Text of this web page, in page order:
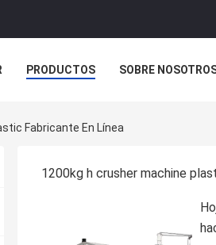
PRODUCTOS SOBRE
Fabricante En Línea
1200kg h crusher machine